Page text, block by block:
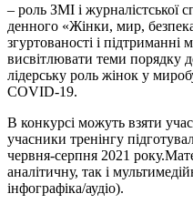
– роль ЗМІ і журналістської
денного «Жінки, мир,
згуртованості і підтриманні
висвітлювати теми порядку
лідерську роль жінок у
COVID-19.
В конкурсі можуть взяти
учасники тренінгу
червня-серпня 2021
аналітичну, так і
інфографіка/аудіо).